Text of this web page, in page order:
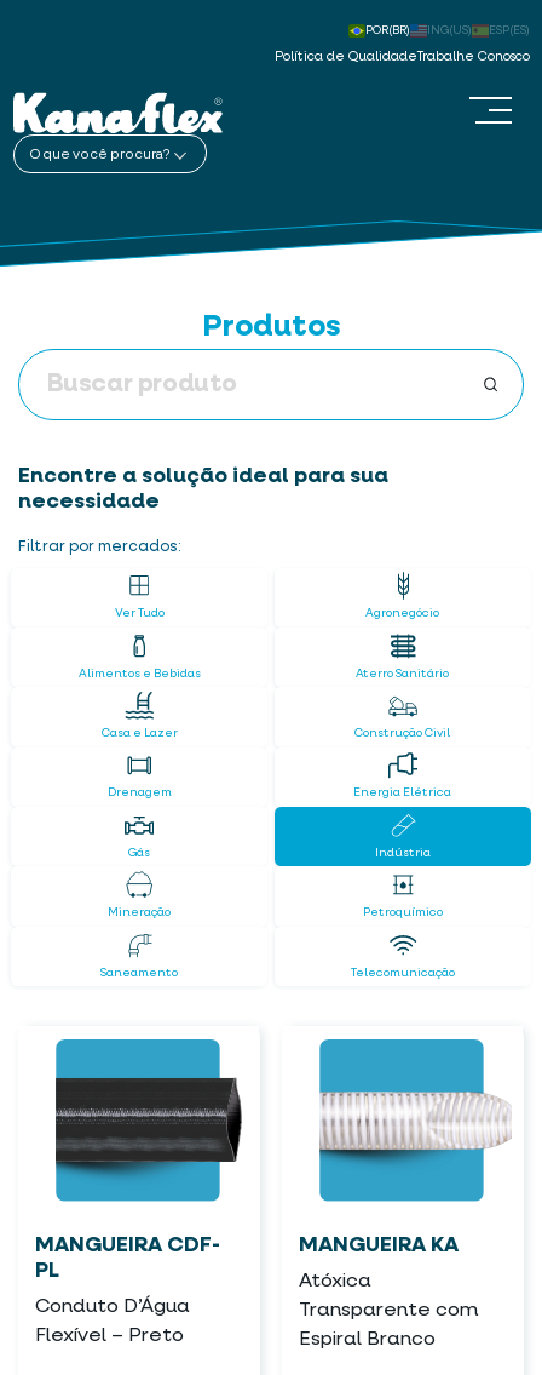
Política de Qualidade Trabalhe Conosco
POR(BR) ING(US) ESP(ES)
O que você procura?
Produtos
Encontre a solução ideal para sua
necessidade
Filtrar por mercados:
Ver Tudo Agronegócio
Alimentos e Bebidas Aterro Sanitário
Casa e Lazer Construção Civil
Drenagem Energia Elétrica
Gás Indústria
Mineração Petroquímico
Saneamento Telecomunicação
MANGUEIRA CDF-
PL
Conduto D’Água
Flexível – Preto
MANGUEIRA KA
Atóxica
Transparente com
Espiral Branco